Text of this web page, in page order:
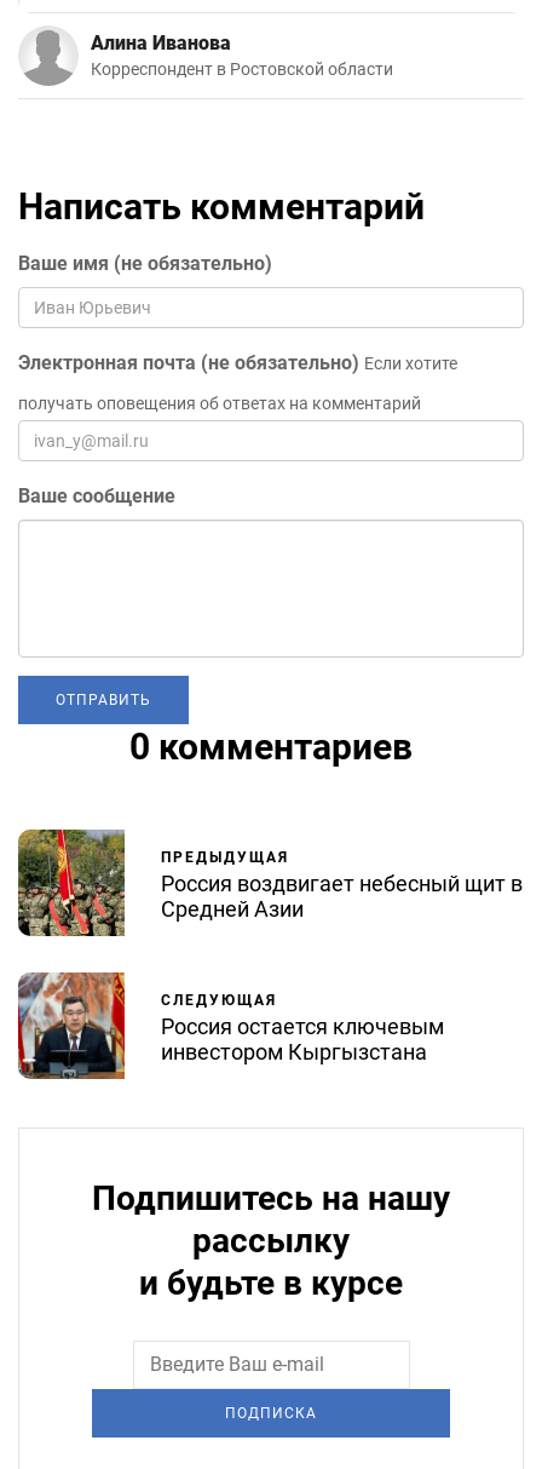
Алина Иванова
Корреспондент в Ростовской области
Написать комментарий
Ваше имя (не обязательно)
Электронная почта (не обязательно) Если хотите
получать оповещения об ответах на комментарий
Ваше сообщение
0 комментариев
ПРЕДЫДУЩАЯ
Россия воздвигает небесный щит в
Средней Азии
СЛЕДУЮЩАЯ
Россия остается ключевым
инвестором Кыргызстана
Подпишитесь на нашу
рассылку
и будьте в курсе
ПОДПИСКА